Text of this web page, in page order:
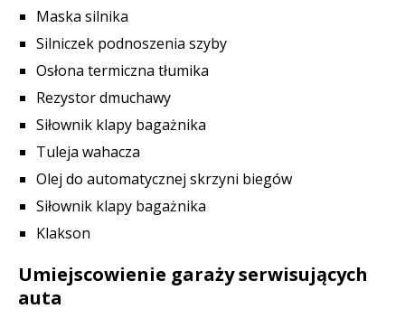
Maska silnika
Silniczek podnoszenia szyby
Osłona termiczna tłumika
Rezystor dmuchawy
Siłownik klapy bagażnika
Tuleja wahacza
Olej do automatycznej skrzyni biegów
Siłownik klapy bagażnika
Klakson
Umiejscowienie garaży serwisujących
auta